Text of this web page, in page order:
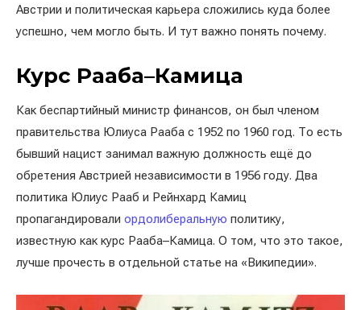
Австрии и политическая карьера сложились куда более
успешно, чем могло быть. И тут важно понять почему.
Курс Рааба–Камица
Как беспартийный министр финансов, он был членом
правительства Юлиуса Рааба с 1952 по 1960 год. То есть
бывший нацист занимал важную должность ещё до
обретения Австрией независимости в 1956 году. Два
политика Юлиус Рааб и Рейнхард Камиц
пропагандировали ордолиберальную политику,
известную как курс Рааба–Камица. О том, что это такое,
лучше прочесть в отдельной статье на «Википедии».